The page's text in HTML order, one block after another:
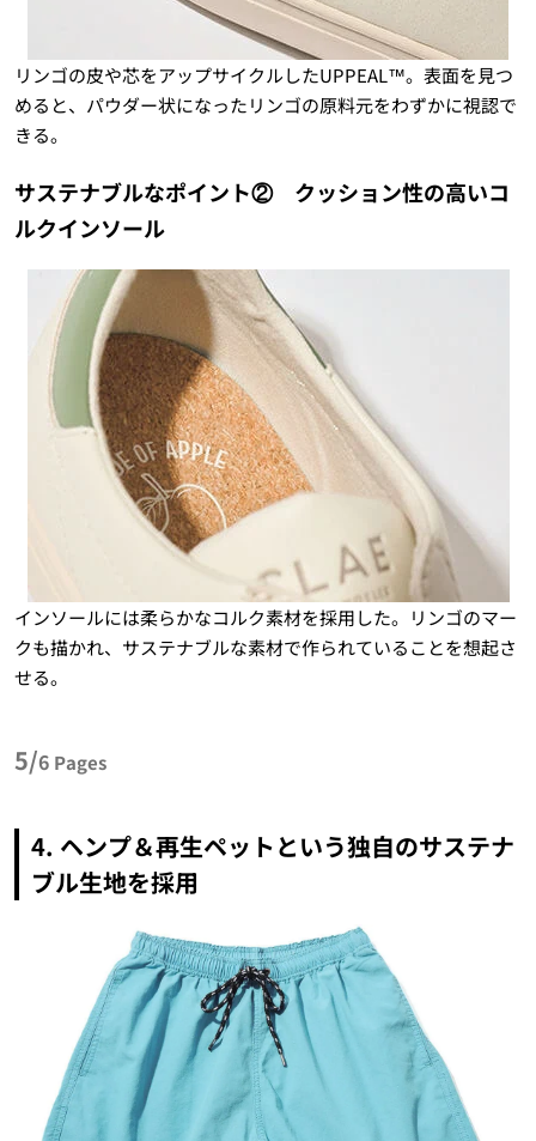
リンゴの皮や芯をアップサイクルしたUPPEAL™。表面を見つ
めると、パウダー状になったリンゴの原料元をわずかに視認で
きる。
サステナブルなポイント② クッション性の高いコ
ルクインソール
インソールには柔らかなコルク素材を採用した。リンゴのマー
クも描かれ、サステナブルな素材で作られていることを想起さ
せる。
5/6 Pages
4. ヘンプ＆再生ペットという独自のサステナ
ブル生地を採用